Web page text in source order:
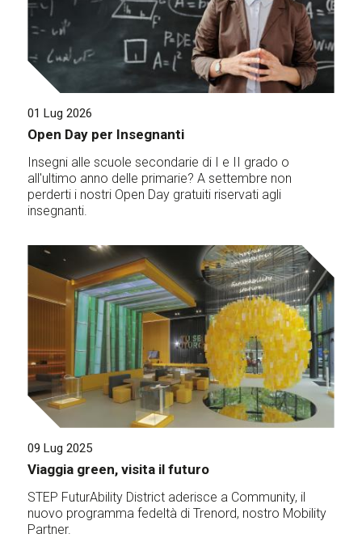
01 Lug 2026
Open Day per Insegnanti
Insegni alle scuole secondarie di I e II grado o
all'ultimo anno delle primarie? A settembre non
perderti i nostri Open Day gratuiti riservati agli
insegnanti.
09 Lug 2025
Viaggia green, visita il futuro
STEP FuturAbility District aderisce a Community, il
nuovo programma fedeltà di Trenord, nostro Mobility
Partner.